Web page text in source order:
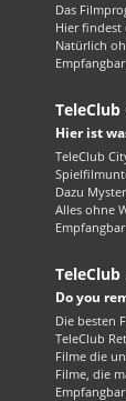
Das
Hier findest
Natürlich
TeleClub
Hier ist
TeleClub
Dazu
Alles ohne
TeleClub
Do you
Die besten
TeleClub
Filme die
Filme, die